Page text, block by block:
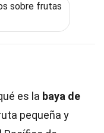
sobre frutas
es la baya de
pequeña y